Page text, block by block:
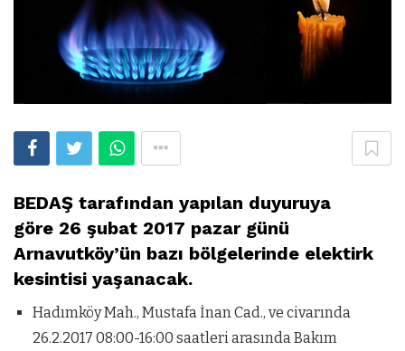
BEDAŞ tarafından yapılan duyuruya
göre 26 şubat 2017 pazar günü
Arnavutköy’ün bazı bölgelerinde elektirk
kesintisi yaşanacak.
Hadımköy Mah., Mustafa İnan Cad., ve civarında
26.2.2017 08:00-16:00 saatleri arasında Bakım